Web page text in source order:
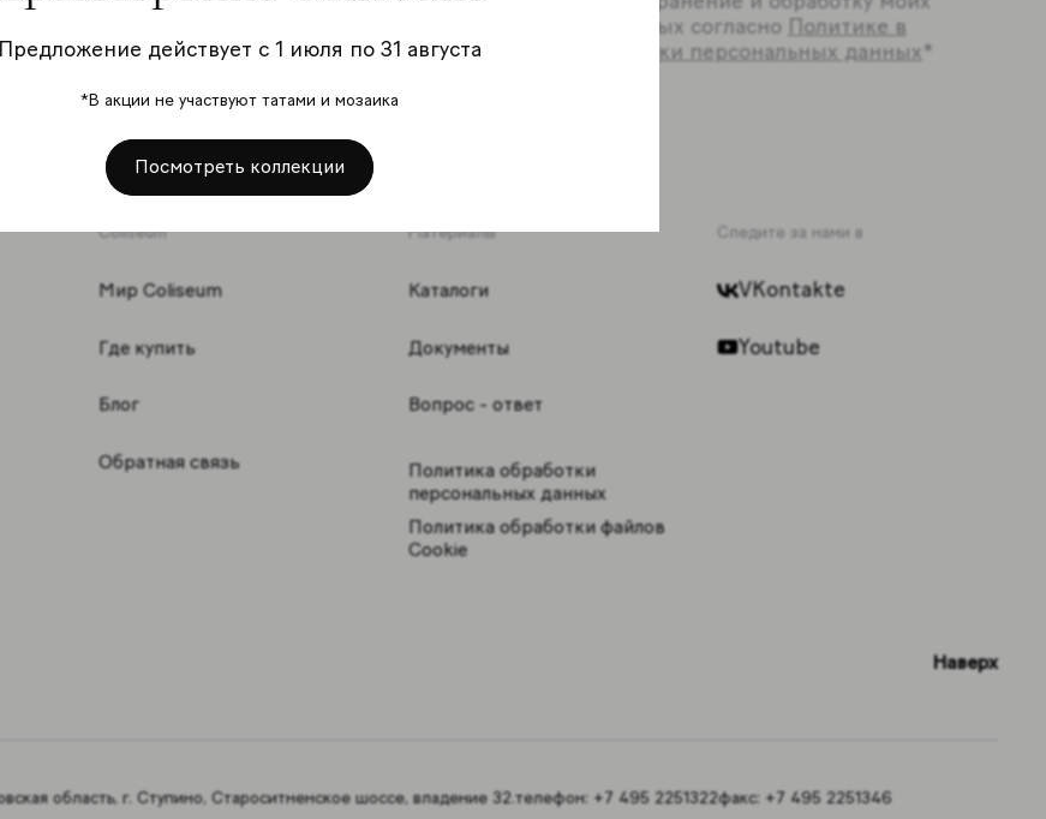
Предложение действует с 1 июля по 31 августа
*В акции не участвуют татами и мозаика
Посмотреть коллекции
персональных данных согласно Политике в
отношении обработки персональных данных*
Coliseum
Мир Coliseum
Где купить
Блог
Обратная связь
Материалы
Каталоги
Документы
Вопрос - ответ
Политика обработки
персональных данных
Политика обработки файлов
Cookie
Следите за нами в
VKontakte
Youtube
Наверх
область, г. Ступино, Староситненское шоссе, владение 32.телефон: +7 495 2251322факс: +7 495 2251346